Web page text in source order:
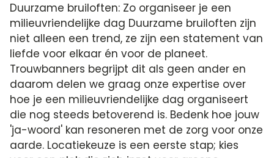
Duurzame bruiloften: Zo organiseer je een
milieuvriendelijke dag Duurzame bruiloften zijn
niet alleen een trend, ze zijn een statement van
liefde voor elkaar én voor de planeet.
Trouwbanners begrijpt dit als geen ander en
daarom delen we graag onze expertise over
hoe je een milieuvriendelijke dag organiseert
die nog steeds betoverend is. Bedenk hoe jouw
'ja-woord' kan resoneren met de zorg voor onze
aarde. Locatiekeuze is een eerste stap; kies